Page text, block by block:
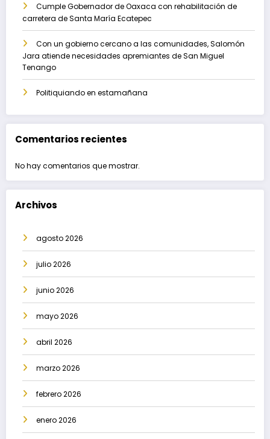
Cumple Gobernador de Oaxaca con rehabilitación de
carretera de Santa María Ecatepec
Con un gobierno cercano a las comunidades, Salomón
Jara atiende necesidades apremiantes de San Miguel
Tenango
Politiquiando en estamañana
Comentarios recientes
No hay comentarios que mostrar.
Archivos
agosto 2026
julio 2026
junio 2026
mayo 2026
abril 2026
marzo 2026
febrero 2026
enero 2026